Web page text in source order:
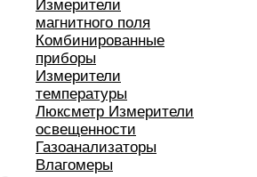
Измерители
магнитного поля
Комбинированные
приборы
Измерители
температуры
Люксметр Измерители
освещенности
Газоанализаторы
Влагомеры